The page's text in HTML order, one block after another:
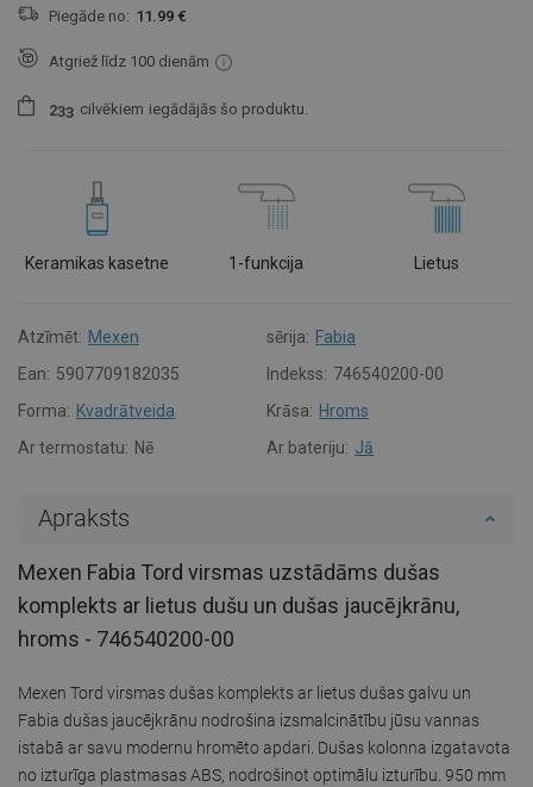
Piegāde no: 11.99 €
Atgriež līdz 100 dienām
233 cilvēkiem iegādājās šo produktu.
Keramikas kasetne 1-funkcija Lietus
Atzīmēt: Mexen sērija: Fabia
Ean: 5907709182035 Indekss: 746540200-00
Forma: Kvadrātveida Krāsa: Hroms
Ar termostatu: Nē Ar bateriju: Jā
Apraksts
Mexen Fabia Tord virsmas uzstādāms dušas
komplekts ar lietus dušu un dušas jaucējkrānu,
hroms - 746540200-00
Mexen Tord virsmas dušas komplekts ar lietus dušas galvu un
Fabia dušas jaucējkrānu nodrošina izsmalcinātību jūsu vannas
istabā ar savu modernu hromēto apdari. Dušas kolonna izgatavota
no izturīga plastmasas ABS, nodrošinot optimālu izturību. 950 mm